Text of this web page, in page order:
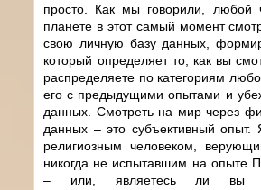
просто. Как мы говорили, любой
планете в этот самый момент
свою личную базу данных,
который определяет то, как вы
распределяете по категориям
его с предыдущими опытами и
данных. Смотреть на мир через
данных – это субъективный опыт.
религиозным человеком,
никогда не испытавшим на опыте
– или, являетесь ли вы